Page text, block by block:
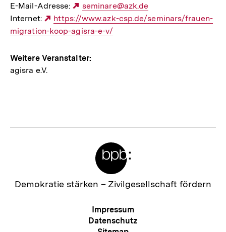
E-Mail-Adresse:
Externer
Link:
seminare@azk.de
Internet:
Externer
Link:
https://www.azk-csp.de/seminars/frauen-
migration-koop-agisra-e-v/
Weitere Veranstalter:
agisra e.V.
Zur
Demokratie stärken – Zivilgesellschaft fördern
Meta-
Navigation
Impressum
Datenschutz